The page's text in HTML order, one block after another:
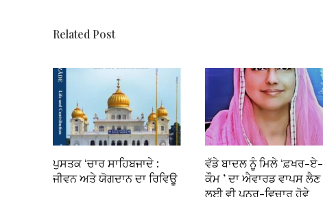
Related Post
ਪੁਸਤਕ ‘ਚਾਰ ਸਾਹਿਬਜਾਦੇ :
ਜੀਵਨ ਅਤੇ ਯੋਗਦਾਨ ਦਾ ਰਿਵਿਊ
ਵੱਡੇ ਬਾਦਲ ਨੂੰ ਮਿਲੇ ‘ਫ਼ਖਰ-ਏ-
ਕੌਮ ’ ਦਾ ਐਵਾਰਡ ਵਾਪਸ ਲੈਣ
ਲਈ ਵੀ ਪੁਨਰ-ਵਿਚਾਰ ਹੋਵੇ